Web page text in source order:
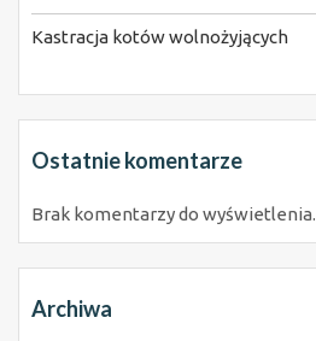
Kastracja kotów wolnożyjących
Ostatnie komentarze
Brak komentarzy do wyświetlenia.
Archiwa